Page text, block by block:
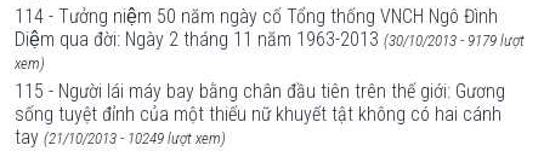
114 - Tưởng niệm 50 năm ngày cố Tổng thống VNCH Ngô Đình
Diệm qua đời: Ngày 2 tháng 11 năm 1963-2013 (30/10/2013 - 9179 lượt
xem)
115 - Người lái máy bay bằng chân đầu tiên trên thế giới: Gương
sống tuyệt đỉnh của một thiếu nữ khuyết tật không có hai cánh
tay (21/10/2013 - 10249 lượt xem)